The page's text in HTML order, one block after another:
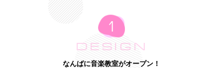
DESIGN
なんばに音楽教室がオープン！